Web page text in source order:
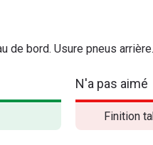
de bord. Usure pneus arrière.
N'a pas aimé
Finition